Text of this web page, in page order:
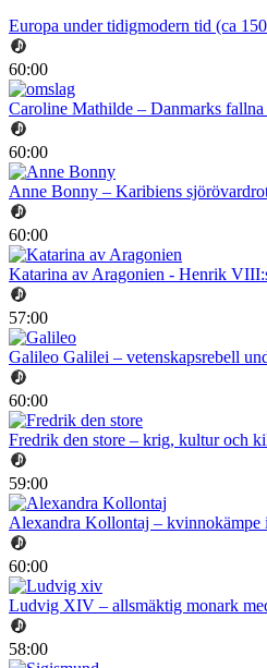
Europa under tidigmodern tid (ca
60:00
Caroline Mathilde – Danmarks
60:00
Anne Bonny – Karibiens
60:00
Katarina av Aragonien - Henrik
57:00
Galileo Galilei – vetenskapsrebell
60:00
Fredrik den store – krig, kultur och
59:00
Alexandra Kollontaj – kvinnokämpe
60:00
Ludvig XIV – allsmäktig monark
58:00